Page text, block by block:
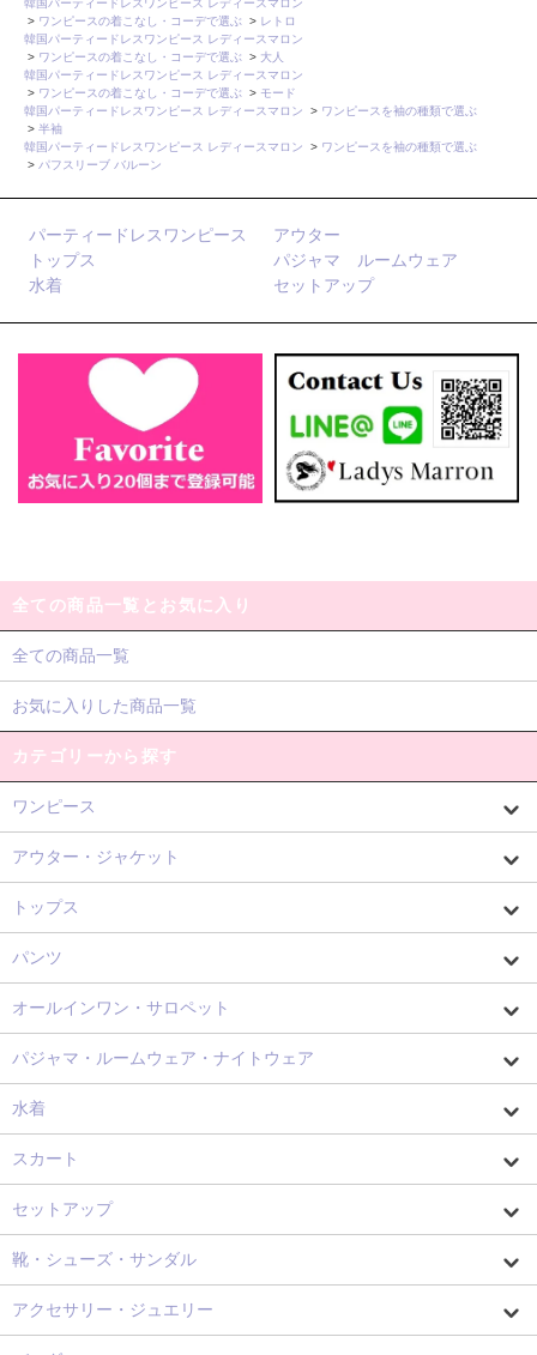
韓国パーティードレスワンピース レディースマロン
> ワンピースの着こなし・コーデで選ぶ > レトロ
韓国パーティードレスワンピース レディースマロン
> ワンピースの着こなし・コーデで選ぶ > 大人
韓国パーティードレスワンピース レディースマロン
> ワンピースの着こなし・コーデで選ぶ > モード
韓国パーティードレスワンピース レディースマロン
> ワンピースを袖の種類で選ぶ
> 半袖
韓国パーティードレスワンピース レディースマロン
> ワンピースを袖の種類で選ぶ
> パフスリーブ バルーン
パーティードレスワンピース
アウター
トップス
パジャマ ルームウェア
水着
セットアップ
全ての商品一覧とお気に入り
全ての商品一覧
お気に入りした商品一覧
カテゴリーから探す
ワンピース
アウター・ジャケット
トップス
パンツ
オールインワン・サロペット
パジャマ・ルームウェア・ナイトウェア
水着
スカート
セットアップ
靴・シューズ・サンダル
アクセサリー・ジュエリー